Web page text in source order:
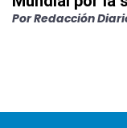
PorRedacción